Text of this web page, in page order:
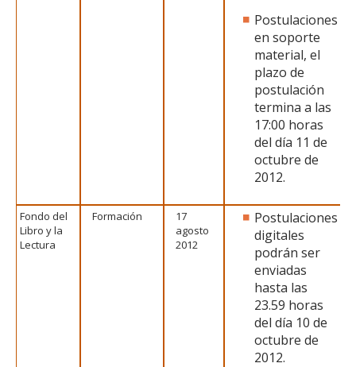
Postulaciones
en soporte
material, el
plazo de
postulación
termina a las
17:00 horas
del día 11 de
octubre de
2012.
Fondo del
Libro y la
Lectura
Formación
17
agosto
2012
Postulaciones
digitales
podrán ser
enviadas
hasta las
23.59 horas
del día 10 de
octubre de
2012.